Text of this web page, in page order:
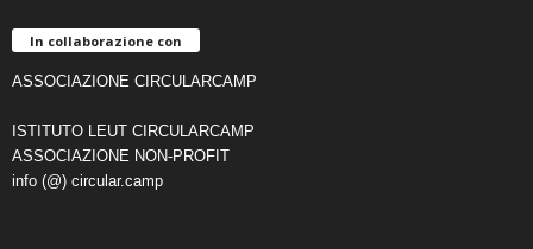
In collaborazione con
ASSOCIAZIONE CIRCULARCAMP
ISTITUTO LEUT CIRCULARCAMP
ASSOCIAZIONE NON-PROFIT
info (@) circular.camp